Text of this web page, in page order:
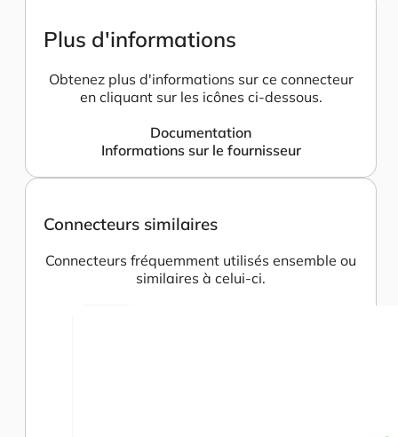
Plus d'informations
Obtenez plus d'informations sur ce connecteur
en cliquant sur les icônes ci-dessous.
Documentation
Informations sur le fournisseur
Connecteurs similaires
Connecteurs fréquemment utilisés ensemble ou
similaires à celui-ci.